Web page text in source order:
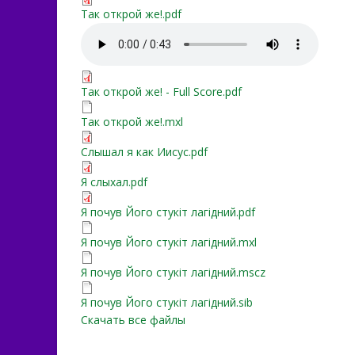
Так открой же!.pdf
Так открой же!.pdf
Так открой же!.mp3
Так открой же! - Full
Так открой же! - Full Score.pdf
Так открой же!.mxl
Так открой же!.mxl
Слышал я как Иисус.pdf
Слышал я как Иисус.pdf
Я слыхал.pdf
Я слыхал.pdf
Я почув Його стукіт
Я почув Його стукіт лагідний.pdf
Я почув Його стукіт
Я почув Його стукіт лагідний.mxl
Я почув Його стукіт
Я почув Його стукіт лагідний.mscz
Я почув Його стукіт
Я почув Його стукіт лагідний.sib
Скачать все файлы